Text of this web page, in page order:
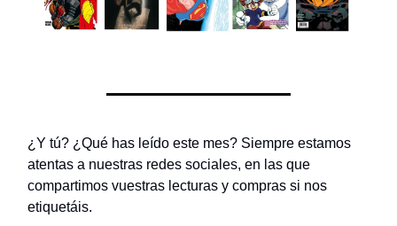
¿Y tú? ¿Qué has leído este mes? Siempre estamos
atentas a nuestras redes sociales, en las que
compartimos vuestras lecturas y compras si nos
etiquetáis.